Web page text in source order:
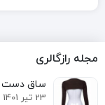
مجله رازگالری
ساق دست
23 تیر 1401